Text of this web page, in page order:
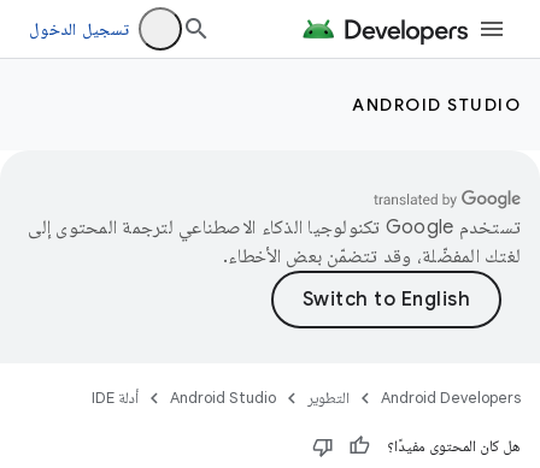
تسجيل الدخول
ANDROID STUDIO
تستخدم Google تكنولوجيا الذكاء الاصطناعي لترجمة المحتوى إلى
لغتك المفضّلة، وقد تتضمّن بعض الأخطاء.
Android Developers التطوير Android Studio أدلة IDE
هل كان المحتوى مفيدًا؟